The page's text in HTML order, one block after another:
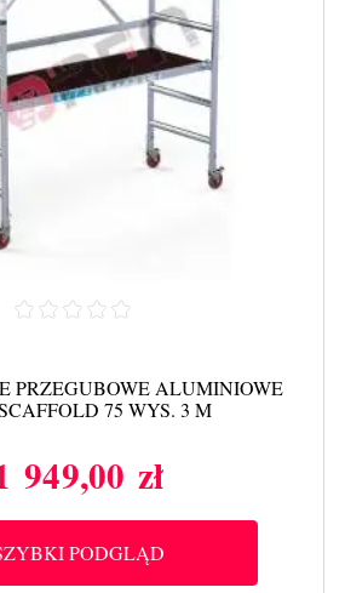
PRZEGUBOWE ALUMINIOWE
75 WYS. 3 M
Cena
949,00 zł
PODGLĄD